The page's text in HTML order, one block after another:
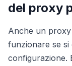
del proxy
Anche un
funzionare se
configurazione.